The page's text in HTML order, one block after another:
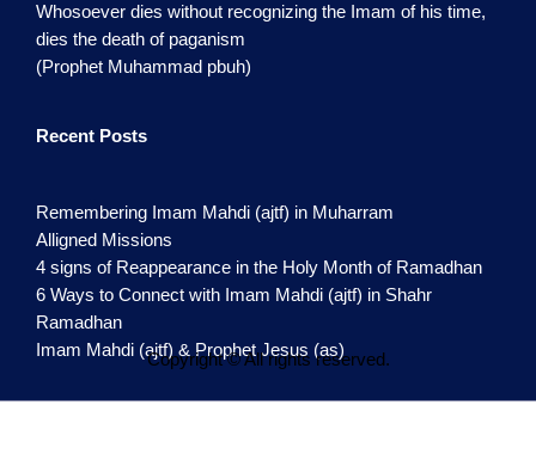
Whosoever dies without recognizing the Imam of his time,
dies the death of paganism
(Prophet Muhammad pbuh)
Recent Posts
Remembering Imam Mahdi (ajtf) in Muharram
Alligned Missions
4 signs of Reappearance in the Holy Month of Ramadhan
6 Ways to Connect with Imam Mahdi (ajtf) in Shahr
Ramadhan
Imam Mahdi (ajtf) & Prophet Jesus (as)
Copyright © All rights reserved.